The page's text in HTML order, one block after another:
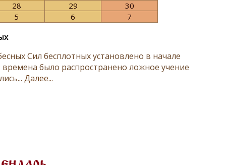
28 29
30
5 6 7
Сил бесплотных установлено в начале
было распространено ложное учение
Далее...